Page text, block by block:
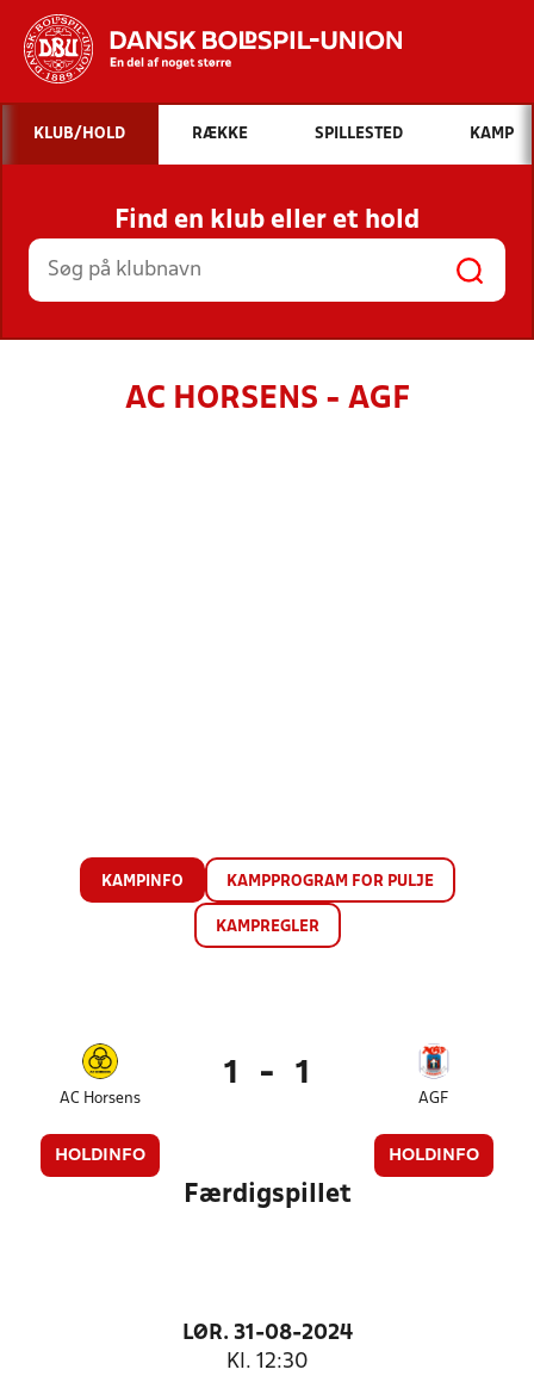
Hvad vil du søge efter?
INDHOLD OG NYHEDER
STILLINGER, RESULTATER, KLUBBER OG
HOLD
KLUB/HOLD RÆKKE SPILLESTED KAMP
Find en klub eller et hold
AC HORSENS - AGF
KAMPINFO KAMPPROGRAM FOR PULJE
KAMPREGLER
AC Horsens
HOLDINFO
1 - 1
AGF
HOLDINFO
Færdigspillet
LØR. 31-08-2024
Kl. 12:30